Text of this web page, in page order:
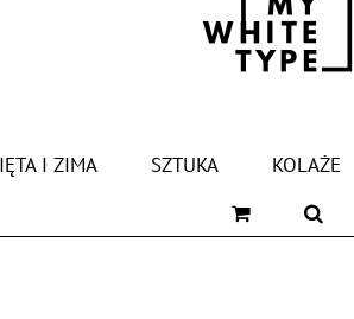
I ZIMA SZTUKA KOLAŻE